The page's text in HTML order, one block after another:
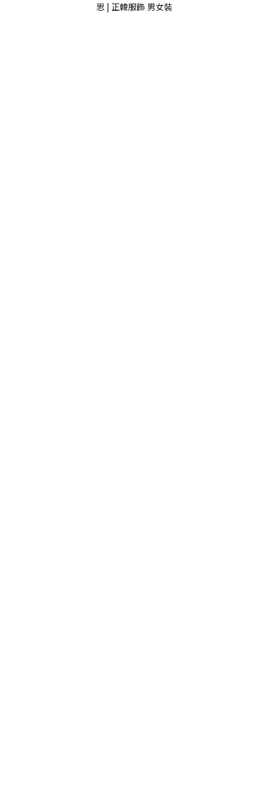
思 | 正韓服飾 男女裝